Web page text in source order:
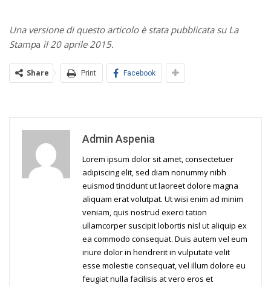
Una versione di questo articolo è stata pubblicata su La
Stampa il 20 aprile 2015.
Share Print Facebook
Admin Aspenia
Lorem ipsum dolor sit amet, consectetuer
adipiscing elit, sed diam nonummy nibh
euismod tincidunt ut laoreet dolore magna
aliquam erat volutpat. Ut wisi enim ad minim
veniam, quis nostrud exerci tation
ullamcorper suscipit lobortis nisl ut aliquip ex
ea commodo consequat. Duis autem vel eum
iriure dolor in hendrerit in vulputate velit
esse molestie consequat, vel illum dolore eu
feugiat nulla facilisis at vero eros et